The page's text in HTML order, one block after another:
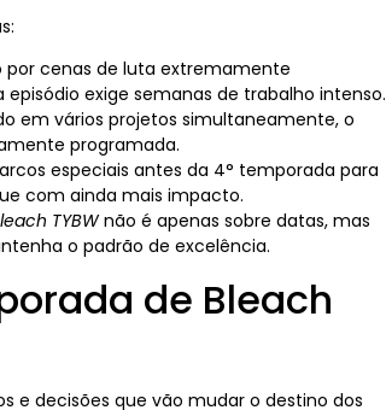
por cenas de luta extremamente
exige semanas de trabalho intenso.
em vários projetos simultaneamente, o
programada.
especiais antes da 4° temporada para
com ainda mais impacto.
TYBWnão é apenas sobre datas, mas
o padrão de excelência.
de Bleach
e decisões que vão mudar o destino dos